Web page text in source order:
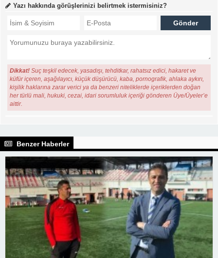
Yazı hakkında görüşlerinizi belirtmek istermisiniz?
Dikkat! Suç teşkil edecek, yasadışı, tehditkar, rahatsız edici, hakaret ve
küfür içeren, aşağılayıcı, küçük düşürücü, kaba, pornografik, ahlaka aykırı,
kişilik haklarına zarar verici ya da benzeri niteliklerde içeriklerden doğan
her türlü mali, hukuki, cezai, idari sorumluluk içeriği gönderen Üye/Üyeler’e
aittir.
Benzer Haberler